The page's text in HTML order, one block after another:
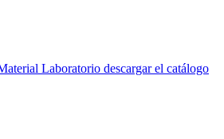
Laboratorio descargar el catálogo